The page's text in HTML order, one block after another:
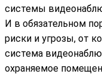
системы
И в обязательном
риски и угрозы, от
система
охраняемое